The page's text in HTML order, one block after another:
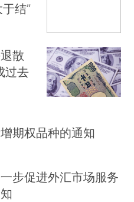
结”
散
过去
期权品种的通知
步促进外汇市场服务